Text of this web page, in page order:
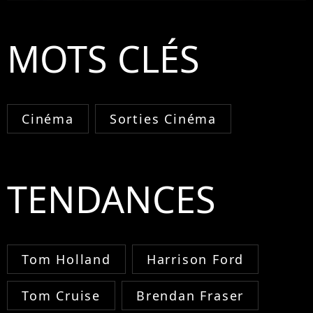
MOTS CLÉS
Cinéma Sorties Cinéma
TENDANCES
Tom Holland Harrison Ford
Tom Cruise Brendan Fraser